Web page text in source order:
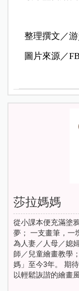
整理撰文／
圖片來源／
莎拉媽媽
從小課本便充滿塗
夢； 一支畫筆，一
為人妻／人母／媳
師／兒童繪畫教學
媽」至今3年。 期
以輕鬆詼諧的繪畫